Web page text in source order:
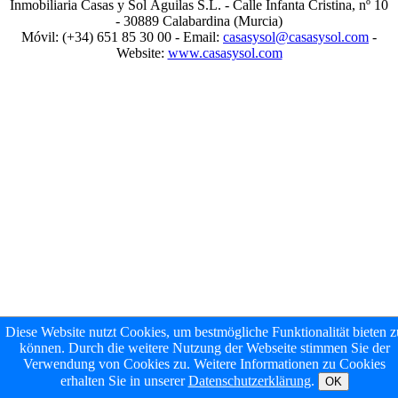
Inmobiliaria Casas y Sol Águilas S.L. - Calle Infanta Cristina, nº 10
- 30889 Calabardina (Murcia)
Móvil: (+34) 651 85 30 00 - Email: casasysol@casasysol.com -
Website: www.casasysol.com
Diese Website nutzt Cookies, um bestmögliche Funktionalität bieten
können. Durch die weitere Nutzung der Webseite stimmen Sie der
Verwendung von Cookies zu. Weitere Informationen zu Cookies
erhalten Sie in unsererDatenschutzerklärung. OK